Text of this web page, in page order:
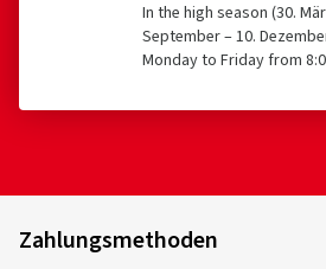
In the high season (30.
September – 10.
Monday to Friday from
Zahlungsmethoden